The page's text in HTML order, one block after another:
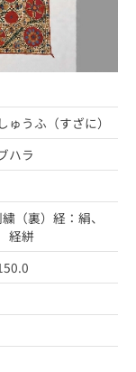
うふ（すざに）
ハラ
（裏）経：絹、
経絣